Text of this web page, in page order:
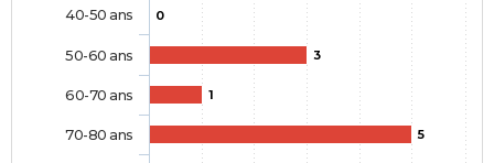
0
3
1
5
40-50 ans
50-60 ans
60-70 ans
70-80 ans